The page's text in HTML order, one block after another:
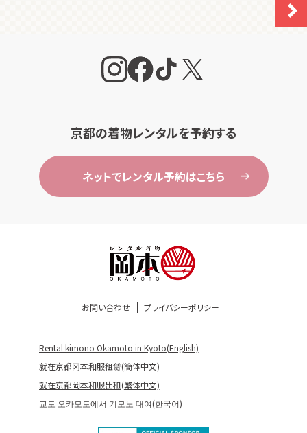
京都の着物レンタルを予約する
ネットでレンタル予約はこちら
お問い合わせ プライバシーポリシー
Rental kimono Okamoto in Kyoto(English)
就在京都冈本和服租赁(簡体中文)
就在京都岡本和服出租(繁体中文)
교토 오카모토에서 기모노 대여(한국어)